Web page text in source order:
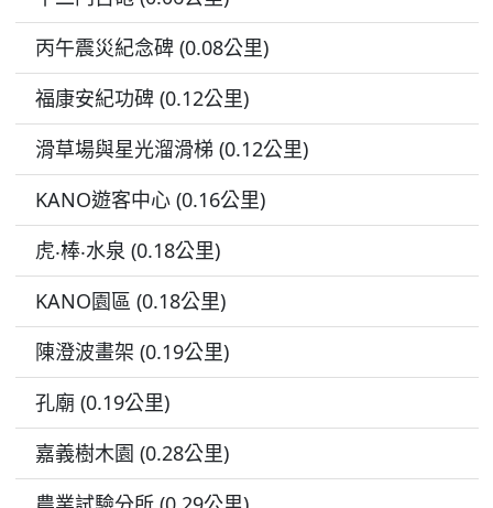
丙午震災紀念碑 (0.08公里)
福康安紀功碑 (0.12公里)
滑草場與星光溜滑梯 (0.12公里)
KANO遊客中心 (0.16公里)
虎‧棒‧水泉 (0.18公里)
KANO園區 (0.18公里)
陳澄波畫架 (0.19公里)
孔廟 (0.19公里)
嘉義樹木園 (0.28公里)